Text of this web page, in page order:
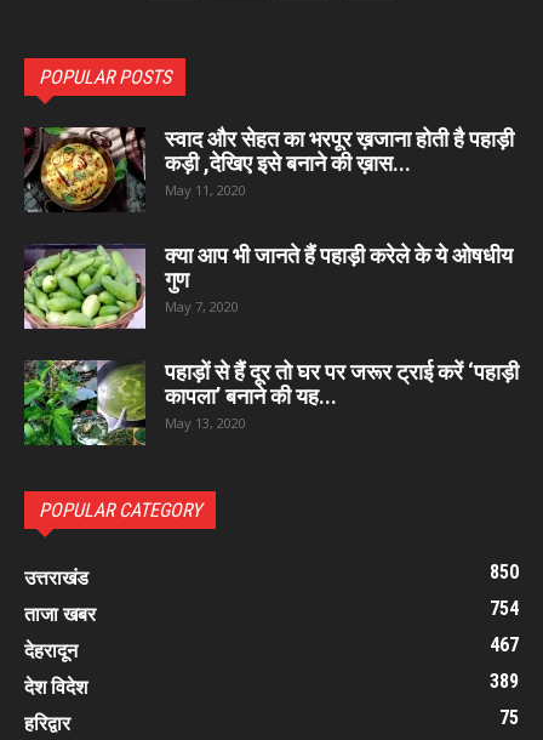
POPULAR POSTS
स्वाद और सेहत का भरपूर ख़जाना होती है पहाड़ी
कड़ी ,देखिए इसे बनाने की ख़ास...
May 11, 2020
क्या आप भी जानते हैं पहाड़ी करेले के ये ओषधीय
गुण
May 7, 2020
पहाड़ों से हैं दूर तो घर पर जरूर ट्राई करें ‘पहाड़ी
कापला’ बनाने की यह...
May 13, 2020
POPULAR CATEGORY
उत्तराखंड
850
ताजा खबर
754
देहरादून
467
देश विदेश
389
हरिद्वार
75